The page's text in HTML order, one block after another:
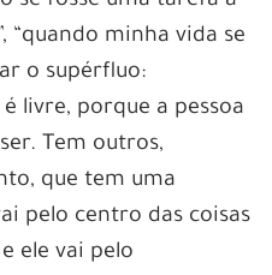
“quando minha vida se
o supérfluo:
livre, porque a pessoa
Tem outros,
que tem uma
pelo centro das coisas
ele vai pelo